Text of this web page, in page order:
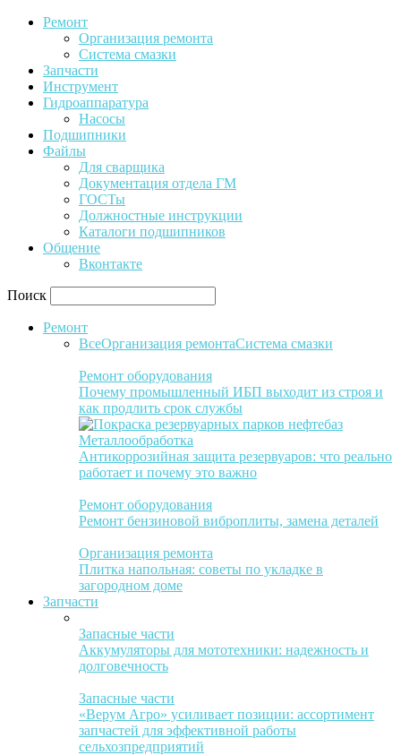
Ремонт
Организация ремонта
Система смазки
Запчасти
Инструмент
Гидроаппаратура
Насосы
Подшипники
Файлы
Для сварщика
Документация отдела ГМ
ГОСТы
Должностные инструкции
Каталоги подшипников
Общение
Вконтакте
Поиск
Ремонт
ВсеОрганизация ремонтаСистема смазки
Ремонт оборудования
Почему промышленный ИБП выходит из строя и
как продлить срок службы
Металлообработка
Антикоррозийная защита резервуаров: что реально
работает и почему это важно
Ремонт оборудования
Ремонт бензиновой виброплиты, замена деталей
Организация ремонта
Плитка напольная: советы по укладке в
загородном доме
Запчасти
Запасные части
Аккумуляторы для мототехники: надежность и
долговечность
Запасные части
«Верум Агро» усиливает позиции: ассортимент
запчастей для эффективной работы
сельхозпредприятий